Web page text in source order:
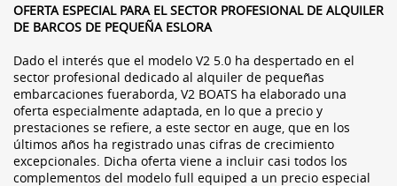
OFERTA ESPECIAL PARA EL SECTOR PROFESIONAL DE ALQUILER
DE BARCOS DE PEQUEÑA ESLORA
Dado el interés que el modelo V2 5.0 ha despertado en el
sector profesional dedicado al alquiler de pequeñas
embarcaciones fueraborda, V2 BOATS ha elaborado una
oferta especialmente adaptada, en lo que a precio y
prestaciones se refiere, a este sector en auge, que en los
últimos años ha registrado unas cifras de crecimiento
excepcionales. Dicha oferta viene a incluir casi todos los
complementos del modelo full equiped a un precio especial